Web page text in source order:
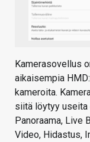
Kamerasovellus
aikaisempia
kameroita.
siitä löytyy useita
Panoraama, Live
Video, Hidastus,